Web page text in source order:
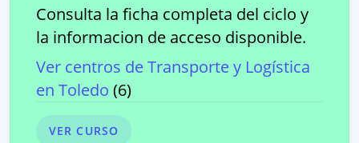
Consulta la ficha completa del ciclo y
la informacion de acceso disponible.
Ver centros deTransporte y Logística
en Toledo (6)
VER CURSO